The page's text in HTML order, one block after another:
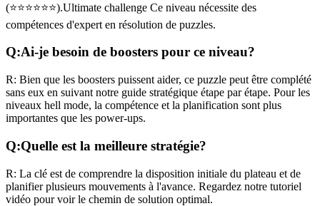
(⭐⭐⭐⭐⭐⭐).Ultimate challenge Ce niveau nécessite des
compétences d'expert en résolution de puzzles.
Q:Ai-je besoin de boosters pour ce niveau?
R: Bien que les boosters puissent aider, ce puzzle peut être complété
sans eux en suivant notre guide stratégique étape par étape. Pour les
niveaux hell mode, la compétence et la planification sont plus
importantes que les power-ups.
Q:Quelle est la meilleure stratégie?
R: La clé est de comprendre la disposition initiale du plateau et de
planifier plusieurs mouvements à l'avance. Regardez notre tutoriel
vidéo pour voir le chemin de solution optimal.